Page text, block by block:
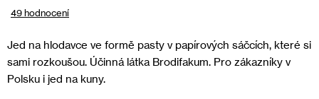
Průměrné
produktu
4,5
z
49 hodnocení
Jed na hlodavce ve formě pasty v papírových sáčcích, které si
sami rozkoušou. Účinná látka Brodifakum. Pro zákazníky v
Polsku i jed na kuny.